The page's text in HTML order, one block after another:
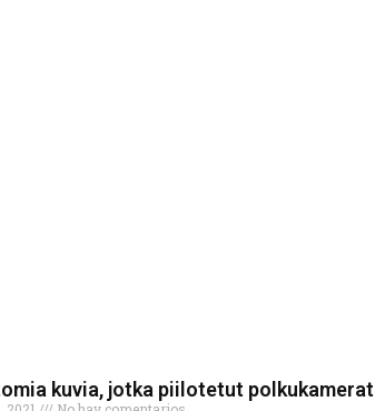
kuvia, jotka piilotetut